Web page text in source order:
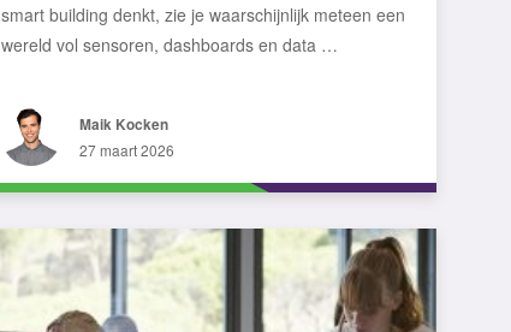
smart building denkt, zie je waarschijnlijk meteen een
wereld vol sensoren, dashboards en data …
Maik Kocken
27 maart 2026